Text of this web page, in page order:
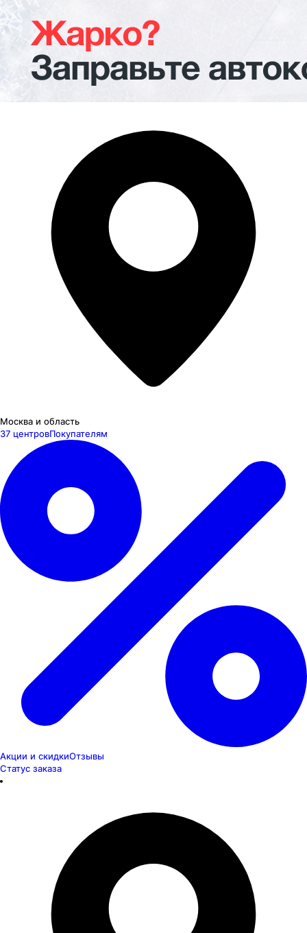
Москва и область
37 центровПокупателям
Акции и скидкиОтзывы
Статус заказа